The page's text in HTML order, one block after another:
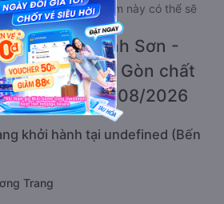
Ngãi giường nằm này có thể sẽ
khách đi Bình Sơn -
Tân - Sài Gòn chất
giá rẻ nhất 08/2026
khởi hành tại undefined (Bến
Trang